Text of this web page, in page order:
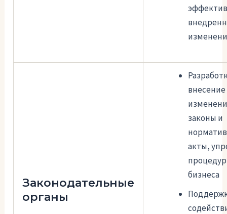
Законодательные
органы
внесение
законы и
акты,
бизнеса